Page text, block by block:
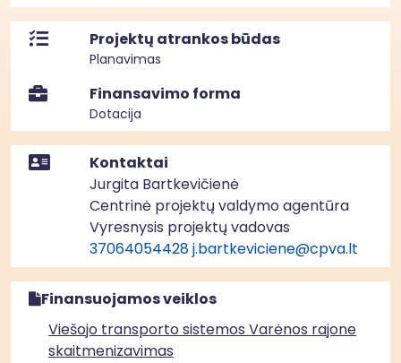
Projektų atrankos būdas
Planavimas
Finansavimo forma
Dotacija
Kontaktai
Jurgita Bartkevičienė
Centrinė projektų valdymo agentūra
Vyresnysis projektų vadovas
37064054428j.bartkeviciene@cpva.lt
Finansuojamos veiklos
Viešojo transporto sistemos Varėnos rajone
skaitmenizavimas